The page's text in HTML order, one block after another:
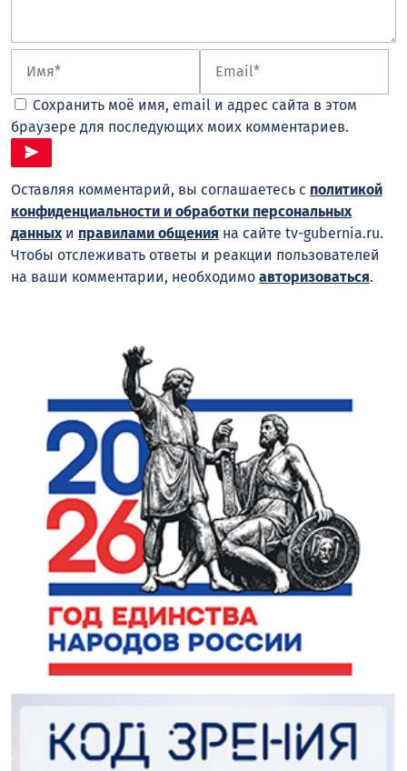
Сохранить моё имя, email и адрес сайта в этом
браузере для последующих моих комментариев.
Оставляя комментарий, вы соглашаетесь с политикой
конфиденциальности и обработки персональных
данных и правилами общения на сайте tv-gubernia.ru.
Чтобы отслеживать ответы и реакции пользователей
на ваши комментарии, необходимо авторизоваться.